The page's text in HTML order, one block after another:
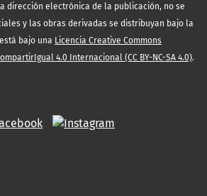
dirección electrónica de la publicación, no se
y las obras derivadas se distribuyan bajo la
bajo una Licencia Creative Commons
4.0 Internacional (CC BY-NC-SA 4.0).